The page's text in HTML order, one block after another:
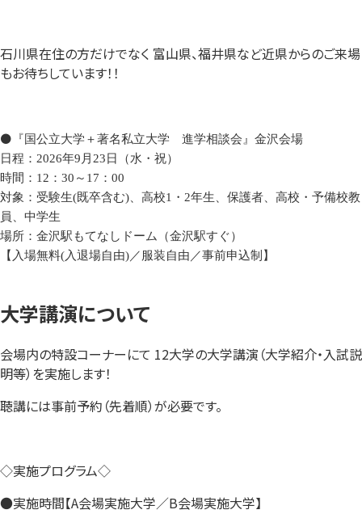
石川県在住の方だけでなく 富山県、福井県など近県からのご来場
もお待ちしています！！
⚫️ 『国公立大学＋著名私立大学 進学相談会』金沢会場
日程： 2026年9月 23 日（水・祝）
時間： 12 ： 30 ～ 17 ： 00
対象：受験生(既卒含む)、高校1 ・ 2年生、保護者、高校・予備校教
員、中学生
場所：金沢駅もてなしドーム（金沢駅すぐ）
【入場無料(入退場自由)／服装自由／事前申込制】
大学講演について
会場内の特設コーナーにて 12大学の大学講演（大学紹介・入試説
明等）を実施します！
聴講には事前予約（先着順）が必要です。
◇実施プログラム◇
●実施時間【A会場実施大学／B会場実施大学】